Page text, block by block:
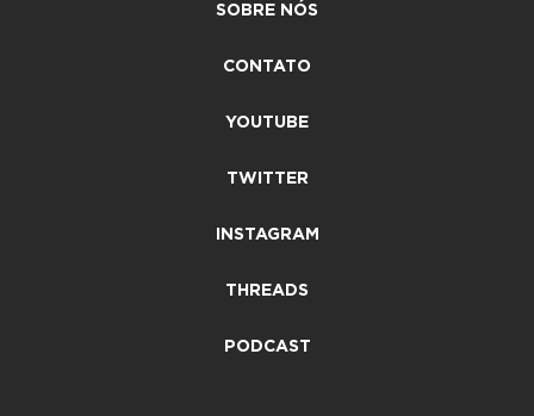
SOBRE NÓS
CONTATO
YOUTUBE
TWITTER
INSTAGRAM
THREADS
PODCAST